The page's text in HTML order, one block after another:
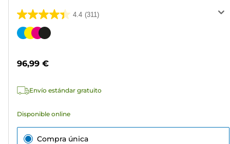
4.4 (311)
4.4
de
311
Cartucho
96,99 €
Envío estándar gratuito
Disponible online
Compra única